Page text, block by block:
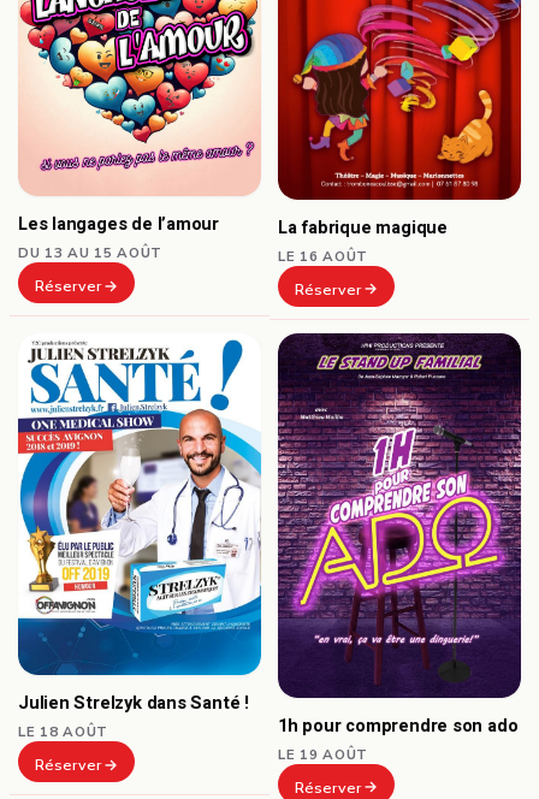
Les langages de l’amour
DU 13 AU 15 AOÛT
Réserver
La fabrique magique
LE 16 AOÛT
Réserver
Julien Strelzyk dans Santé !
LE 18 AOÛT
Réserver
1h pour comprendre son ado
LE 19 AOÛT
Réserver